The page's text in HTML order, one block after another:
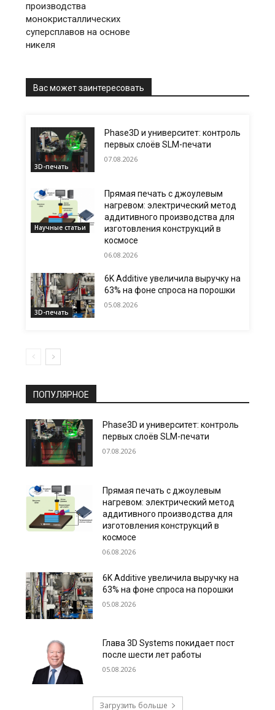
производства
монокристаллических
суперсплавов на основе
никеля
Вас может заинтересовать
3D-печать
Phase3D и университет: контроль
первых слоёв SLM-печати
07.08.2026
Научные статьи
Прямая печать с джоулевым
нагревом: электрический метод
аддитивного производства для
изготовления конструкций в
космосе
06.08.2026
3D-печать
6K Additive увеличила выручку на
63% на фоне спроса на порошки
05.08.2026
ПОПУЛЯРНОЕ
Phase3D и университет: контроль
первых слоёв SLM-печати
07.08.2026
Прямая печать с джоулевым
нагревом: электрический метод
аддитивного производства для
изготовления конструкций в
космосе
06.08.2026
6K Additive увеличила выручку на
63% на фоне спроса на порошки
05.08.2026
Глава 3D Systems покидает пост
после шести лет работы
05.08.2026
Загрузить больше